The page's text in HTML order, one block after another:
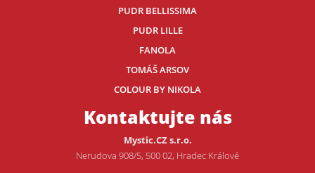
PUDR BELLISSIMA
PUDR LILLE
FANOLA
TOMÁŠ ARSOV
COLOUR BY NIKOLA
Kontaktujte nás
Mystic.CZ s.r.o.
Nerudova 908/5, 500 02, Hradec Králové